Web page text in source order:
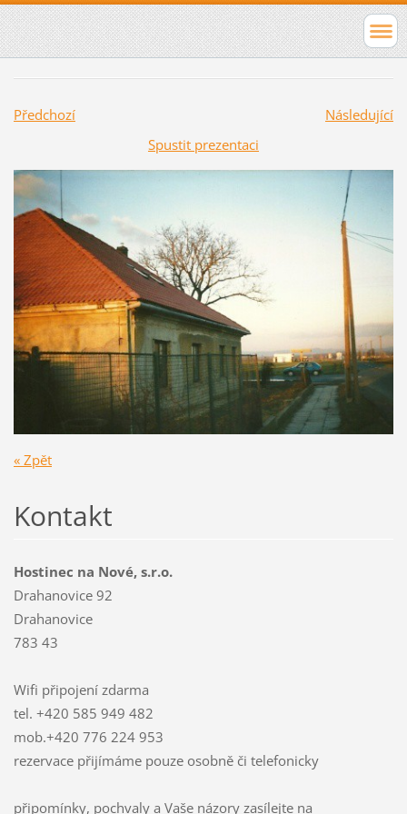
Předchozí
Následující
Spustit prezentaci
« Zpět
Kontakt
Hostinec na Nové, s.r.o.
Drahanovice 92
Drahanovice
783 43
Wifi připojení zdarma
tel. +420 585 949 482
mob.+420 776 224 953
rezervace přijímáme pouze osobně či telefonicky
připomínky, pochvaly a Vaše názory zasílejte na